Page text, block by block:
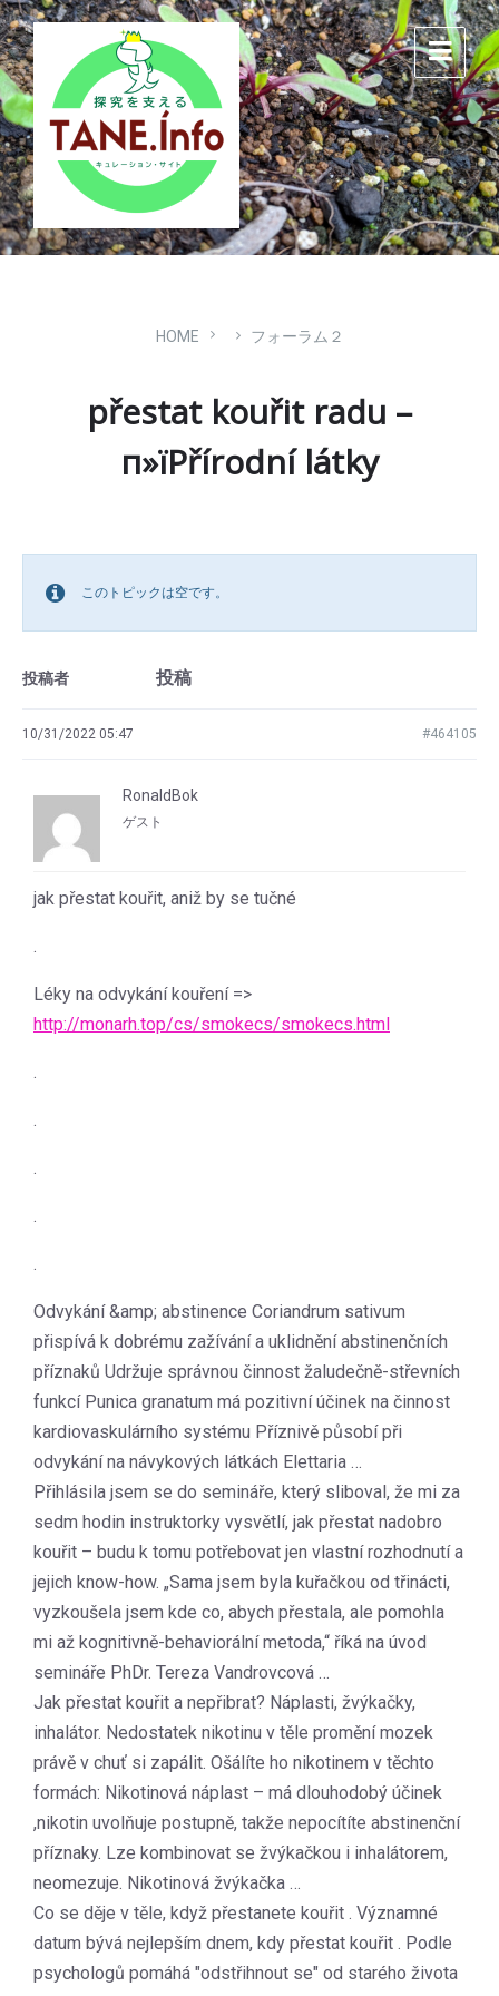
Skip
to
content
Skip
to
main
navigation
Skip
to
footer
HOME フォーラム２
přestat kouřit radu –
п»їPřírodní látky
このトピックは空です。
投稿者 投稿
10/31/2022 05:47 #464105
RonaldBok
ゲスト
jak přestat kouřit, aniž by se tučné
.
Léky na odvykání kouření =>
http://monarh.top/cs/smokecs/smokecs.html
.
.
.
.
.
Odvykání &amp; abstinence Coriandrum sativum
přispívá k dobrému zažívání a uklidnění abstinenčních
příznaků Udržuje správnou činnost žaludečně-střevních
funkcí Punica granatum má pozitivní účinek na činnost
kardiovaskulárního systému Příznivě působí při
odvykání na návykových látkách Elettaria …
Přihlásila jsem se do semináře, který sliboval, že mi za
sedm hodin instruktorky vysvětlí, jak přestat nadobro
kouřit – budu k tomu potřebovat jen vlastní rozhodnutí a
jejich know-how. „Sama jsem byla kuřačkou od třinácti,
vyzkoušela jsem kde co, abych přestala, ale pomohla
mi až kognitivně-behaviorální metoda,“ říká na úvod
semináře PhDr. Tereza Vandrovcová …
Jak přestat kouřit a nepřibrat? Náplasti, žvýkačky,
inhalátor. Nedostatek nikotinu v těle promění mozek
právě v chuť si zapálit. Ošálíte ho nikotinem v těchto
formách: Nikotinová náplast – má dlouhodobý účinek
,nikotin uvolňuje postupně, takže nepocítíte abstinenční
příznaky. Lze kombinovat se žvýkačkou i inhalátorem,
neomezuje. Nikotinová žvýkačka …
Co se děje v těle, když přestanete kouřit . Významné
datum bývá nejlepším dnem, kdy přestat kouřit . Podle
psychologů pomáhá "odstřihnout se" od starého života